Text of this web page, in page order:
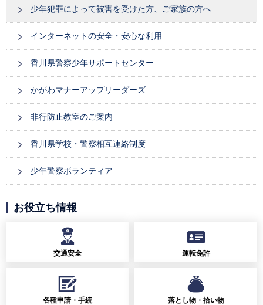
少年犯罪によって被害を受けた方、ご家族の方へ
インターネットの安全・安心な利用
香川県警察少年サポートセンター
かがわマナーアップリーダーズ
非行防止教室のご案内
香川県学校・警察相互連絡制度
少年警察ボランティア
お役立ち情報
交通安全 運転免許
各種申請・手続 落とし物・拾い物